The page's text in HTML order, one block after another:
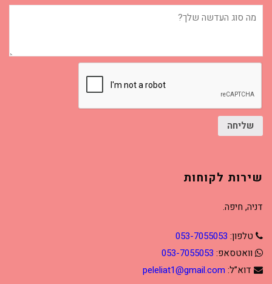
מה
סוג
שליחה
שירות לקוחות
דניה, חיפה.
טלפון: 053-7055053
וואטסאפ: 053-7055053
דוא”ל: peleliat1@gmail.com